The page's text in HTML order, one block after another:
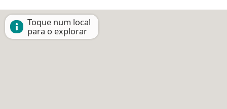
Toque num local
para o explorar